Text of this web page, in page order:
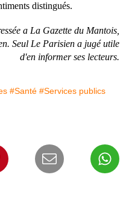
distingués.
a La Gazette du Mantois,
Seul Le Parisien a jugé utile
d'en informer ses lecteurs.
#Santé #Services publics